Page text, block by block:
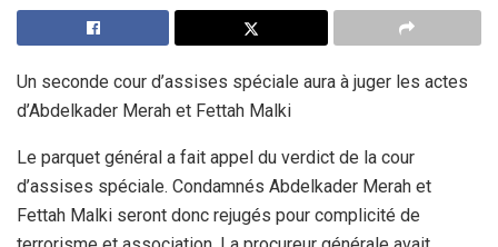
Un seconde cour d’assises spéciale aura à juger les actes
d’Abdelkader Merah et Fettah Malki
Le parquet général a fait appel du verdict de la cour
d’assises spéciale. Condamnés Abdelkader Merah et
Fettah Malki seront donc rejugés pour complicité de